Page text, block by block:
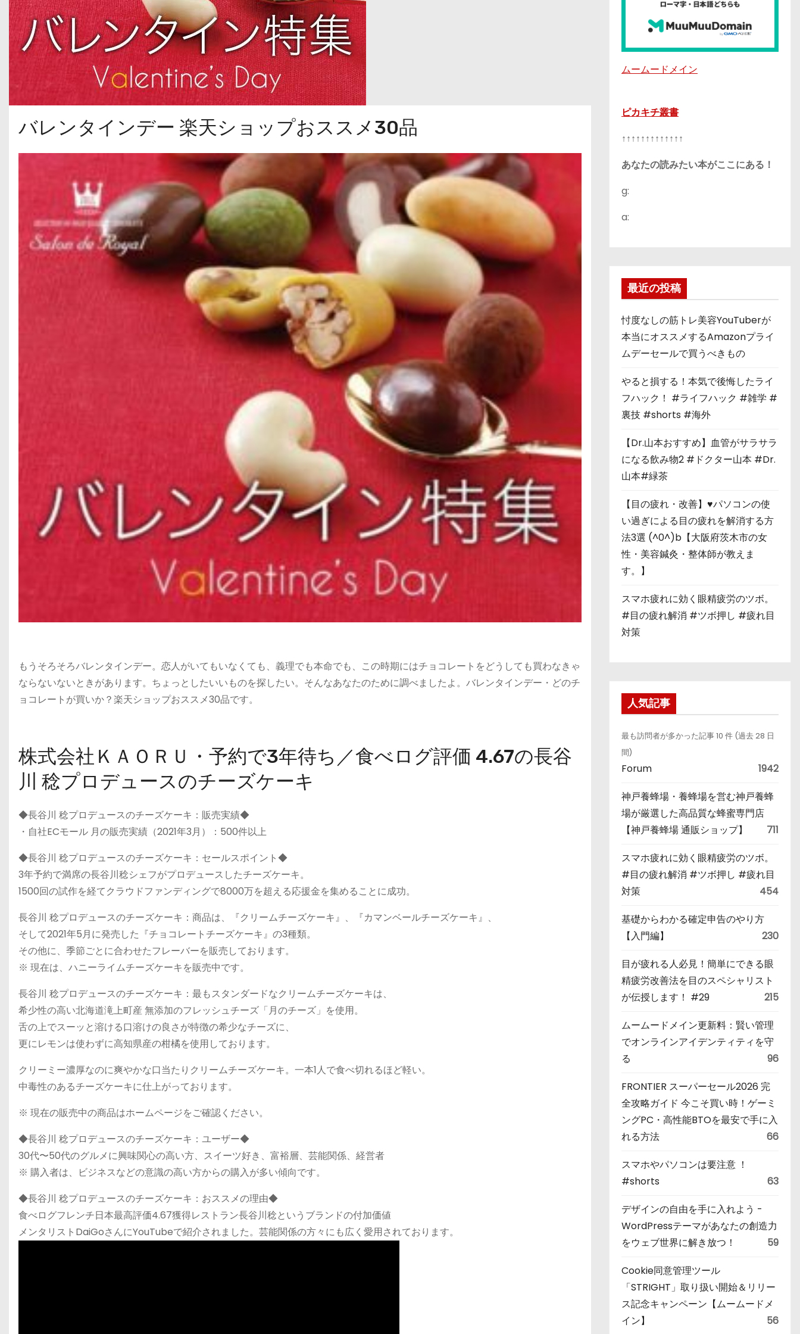
バレンタインデー 楽天ショップおススメ30品
もうそろそろバレンタインデー。恋人がいてもいなくても、義理でも本命でも、この時期にはチョコレートをどうしても買わなきゃ
ならないないときがあります。ちょっとしたいいものを探したい。そんなあなたのために調べましたよ。バレンタインデー・どのチ
ョコレートが買いか？楽天ショップおススメ30品です。
株式会社ＫＡＯＲＵ・予約で3年待ち／食べログ評価 4.67の長谷
川 稔プロデュースのチーズケーキ
◆長谷川 稔プロデュースのチーズケーキ：販売実績◆
・自社ECモール 月の販売実績（2021年3月）：500件以上
◆長谷川 稔プロデュースのチーズケーキ：セールスポイント◆
3年予約で満席の長谷川稔シェフがプロデュースしたチーズケーキ。
1500回の試作を経てクラウドファンディングで8000万を超える応援金を集めることに成功。
長谷川 稔プロデュースのチーズケーキ：商品は、『クリームチーズケーキ』、『カマンベールチーズケーキ』、
そして2021年5月に発売した『チョコレートチーズケーキ』の3種類。
その他に、季節ごとに合わせたフレーバーを販売しております。
※ 現在は、ハニーライムチーズケーキを販売中です。
長谷川 稔プロデュースのチーズケーキ：最もスタンダードなクリームチーズケーキは、
希少性の高い北海道滝上町産 無添加のフレッシュチーズ「月のチーズ」を使用。
舌の上でスーッと溶ける口溶けの良さが特徴の希少なチーズに、
更にレモンは使わずに高知県産の柑橘を使用しております。
クリーミー濃厚なのに爽やかな口当たりクリームチーズケーキ。一本1人で食べ切れるほど軽い。
中毒性のあるチーズケーキに仕上がっております。
※ 現在の販売中の商品はホームページをご確認ください。
◆長谷川 稔プロデュースのチーズケーキ：ユーザー◆
30代〜50代のグルメに興味関心の高い方、スイーツ好き、富裕層、芸能関係、経営者
※ 購入者は、ビジネスなどの意識の高い方からの購入が多い傾向です。
◆長谷川 稔プロデュースのチーズケーキ：おススメの理由◆
食べログフレンチ日本最高評価4.67獲得レストラン長谷川稔というブランドの付加価値
メンタリストDaiGoさんにYouTubeで紹介されました。芸能関係の方々にも広く愛用されております。
ムームードメイン
ピカキチ叢書
↑↑↑↑↑↑↑↑↑↑↑↑↑
あなたの読みたい本がここにある！
g:
a:
最近の投稿
忖度なしの筋トレ美容YouTuberが
本当にオススメするAmazonプライ
ムデーセールで買うべきもの
やると損する！本気で後悔したライ
フハック！ #ライフハック #雑学 #
裏技 #shorts #海外
【Dr.山本おすすめ】血管がサラサラ
になる飲み物2 #ドクター山本 #Dr.
山本#緑茶
【目の疲れ・改善】♥パソコンの使
い過ぎによる目の疲れを解消する方
法3選 (^0^)b【大阪府茨木市の女
性・美容鍼灸・整体師が教えま
す。】
スマホ疲れに効く眼精疲労のツボ。
#目の疲れ解消 #ツボ押し #疲れ目
対策
人気記事
最も訪問者が多かった記事 10 件 (過去 28 日
間)
Forum 1942
神戸養蜂場・養蜂場を営む神戸養蜂
場が厳選した高品質な蜂蜜専門店
【神戸養蜂場 通販ショップ】
711
スマホ疲れに効く眼精疲労のツボ。
#目の疲れ解消 #ツボ押し #疲れ目
対策
454
基礎からわかる確定申告のやり方
【入門編】
230
目が疲れる人必見！簡単にできる眼
精疲労改善法を目のスペシャリスト
が伝授します！ #29
215
ムームードメイン更新料：賢い管理
でオンラインアイデンティティを守
る
96
FRONTIER スーパーセール2026 完
全攻略ガイド 今こそ買い時！ゲーミ
ングPC・高性能BTOを最安で手に入
れる方法
66
スマホやパソコンは要注意 ！
#shorts
63
デザインの自由を手に入れよう -
WordPressテーマがあなたの創造力
をウェブ世界に解き放つ！
59
Cookie同意管理ツール
「STRIGHT」取り扱い開始＆リリー
ス記念キャンペーン【ムームードメ
イン】
56